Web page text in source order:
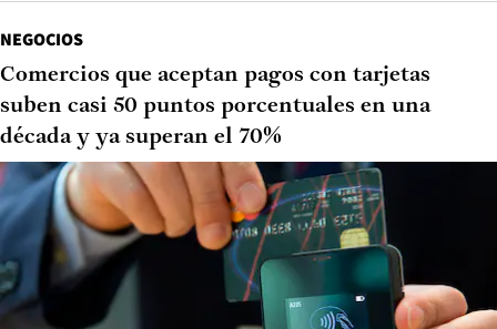
NEGOCIOS
Comercios que aceptan pagos con tarjetas
suben casi 50 puntos porcentuales en una
década y ya superan el 70%